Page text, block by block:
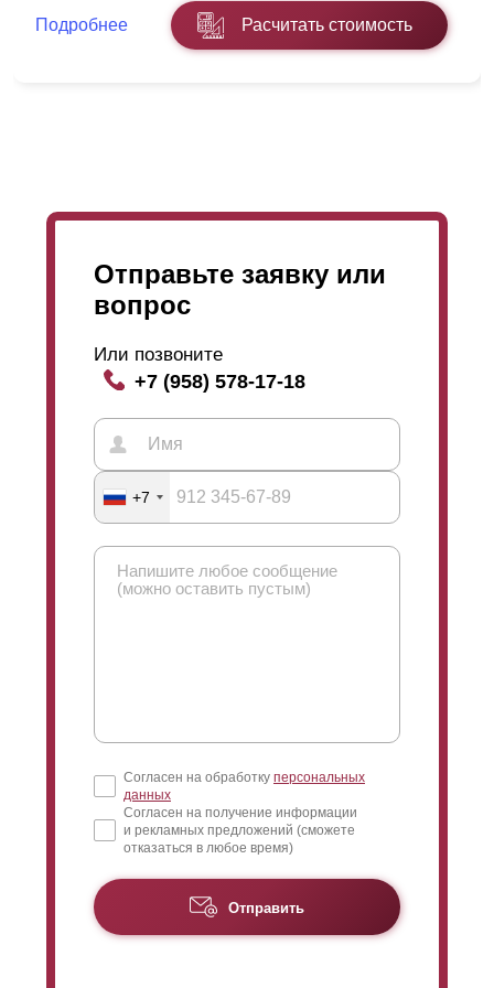
Модель "Хай-тек" будет идеальным решением для
детского сада. Его уникальный дизайн и технические
характеристики на столькосгармонированы, что
Подробнее Расчитать стоимость
Отправьте заявку или
вопрос
Или позвоните
+7 (958) 578-17-18
+7
Согласен на обработку персональных
данных
Согласен на получение информации
и рекламных предложений (сможете
отказаться в любое время)
Отправить